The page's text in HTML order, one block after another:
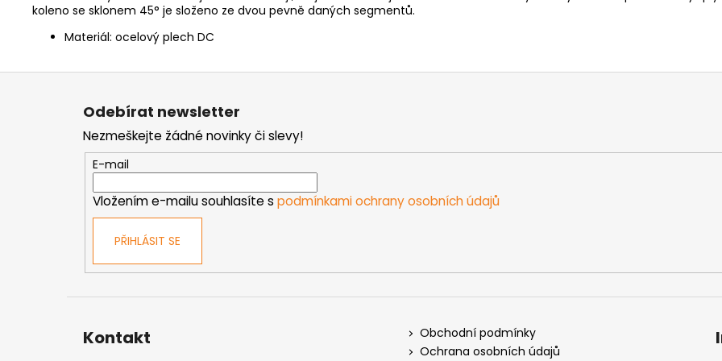
koleno se sklonem 45° je složeno ze dvou pevně daných segmentů.
Materiál: ocelový plech DC
Z
Odebírat newsletter
Nezmeškejte žádné novinky či slevy!
E-mail
Vložením e-mailu souhlasíte s podmínkami ochrany osobních údajů
PŘIHLÁSIT SE
Kontakt
Obchodní podmínky
Ochrana osobních údajů